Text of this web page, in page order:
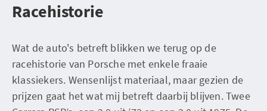
Racehistorie
Wat de auto's betreft blikken we terug op de
racehistorie van Porsche met enkele fraaie
klassiekers. Wensenlijst materiaal, maar gezien de
prijzen gaat het wat mij betreft daarbij blijven. Twee